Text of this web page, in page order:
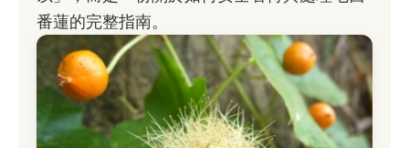
番蓮的完整指南。